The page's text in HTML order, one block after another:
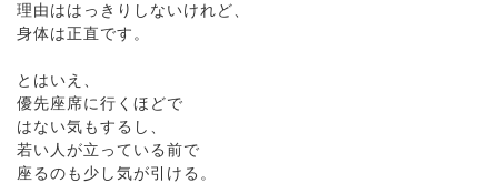
理由ははっきりしないけれど、
身体は正直です。
とはいえ、
優先座席に行くほどで
はない気もするし、
若い人が立っている前で
座るのも少し気が引ける。